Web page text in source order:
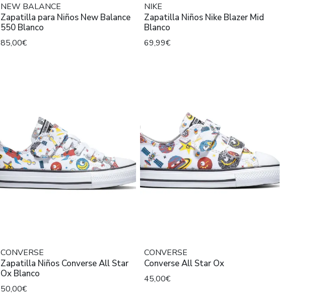
NEW BALANCE
Zapatilla para Niños New Balance
550 Blanco
85,00€
NIKE
Zapatilla Niños Nike Blazer Mid
Blanco
69,99€
CONVERSE
Zapatilla Niños Converse All Star
Ox Blanco
50,00€
CONVERSE
Converse All Star Ox
45,00€